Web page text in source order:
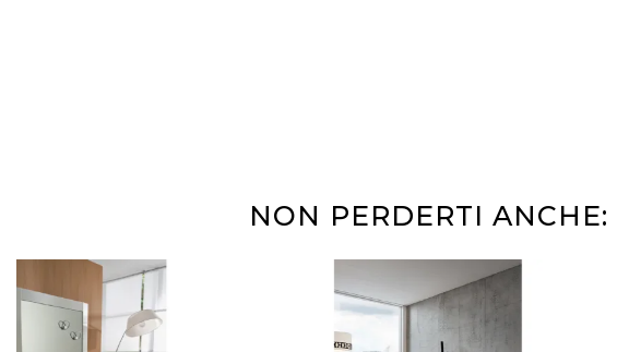
NON PERDERTI ANCHE: